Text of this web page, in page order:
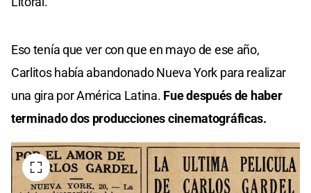
Eso tenía que ver con que en mayo de ese año,
Carlitos había abandonado Nueva York para realizar
una gira por América Latina. Fue después de haber
terminado dos producciones cinematográficas.